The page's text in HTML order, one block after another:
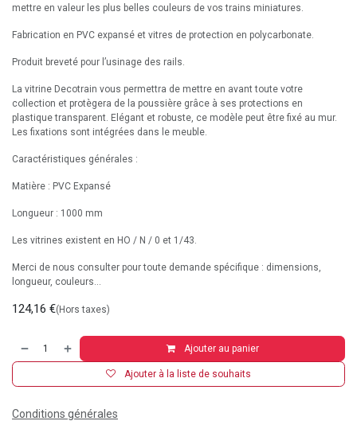
mettre en valeur les plus belles couleurs de vos trains miniatures.
Fabrication en PVC expansé et vitres de protection en polycarbonate.
Produit breveté pour l’usinage des rails.
La vitrine Decotrain vous permettra de mettre en avant toute votre
collection et protègera de la poussière grâce à ses protections en
plastique transparent. Elégant et robuste, ce modèle peut être fixé au mur.
Les fixations sont intégrées dans le meuble.
Caractéristiques générales :
Matière : PVC Expansé
Longueur : 1000 mm
Les vitrines existent en HO / N / 0 et 1/43.
Merci de nous consulter pour toute demande spécifique : dimensions,
longueur, couleurs...
124,16 €(Hors taxes)
Ajouter au panier
Ajouter à la liste de souhaits
Conditions générales